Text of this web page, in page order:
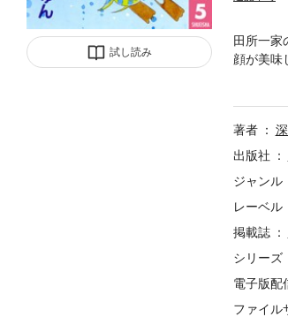
試し読み
田所一家
顔が美味
著者
出版社
ジャンル
レーベル
掲載誌
シリーズ
電子版配
ファイル